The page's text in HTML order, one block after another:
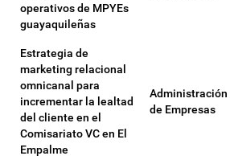
operativos de MPYEs
guayaquileñas
Estrategia de
marketing relacional
omnicanal para
incrementar la lealtad
del cliente en el
Comisariato VC en El
Empalme
Administración
de Empresas